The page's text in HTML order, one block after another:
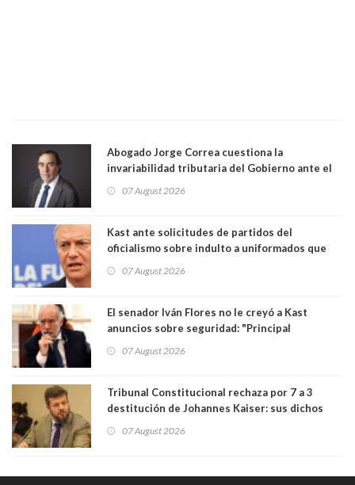
Abogado Jorge Correa cuestiona la
invariabilidad tributaria del Gobierno ante el
democracia” y "defendemos la alternancia en el
07 August 2026
Kast ante solicitudes de partidos del
oficialismo sobre indulto a uniformados que
07 August 2026
El senador Iván Flores no le creyó a Kast
anuncios sobre seguridad: "Principal
perseguir ruta del dinero y levantar secreto
07 August 2026
Tribunal Constitucional rechaza por 7 a 3
destitución de Johannes Kaiser: sus dichos
justicia constitucional porque no es diputado
07 August 2026